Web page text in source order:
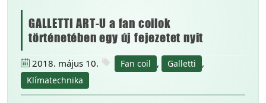
GALLETTI ART-U a fan coilok
történetében egy új fejezetet nyit
2018. május 10. Fan coil , Galletti ,
Klímatechnika